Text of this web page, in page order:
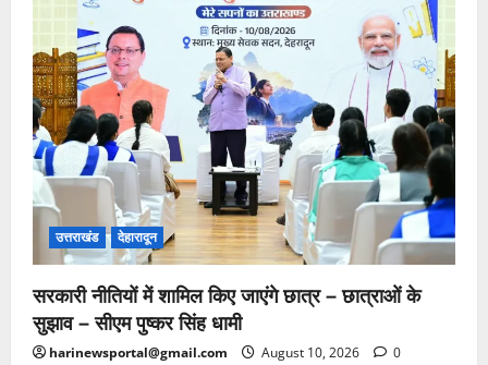
उत्तराखंड देहारादून
सरकारी नीतियों में शामिल किए जाएंगे छात्र – छात्राओं के
सुझाव – सीएम पुष्कर सिंह धामी
harinewsportal@gmail.com August 10, 2026 0